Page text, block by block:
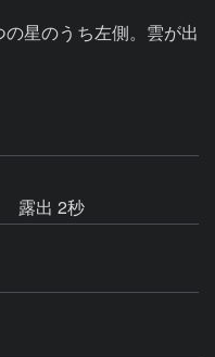
星のうち左側。雲が出
露出 2秒